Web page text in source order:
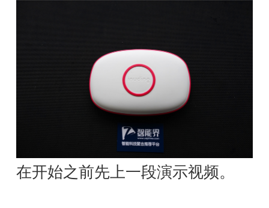
在开始之前先上一段演示视频。